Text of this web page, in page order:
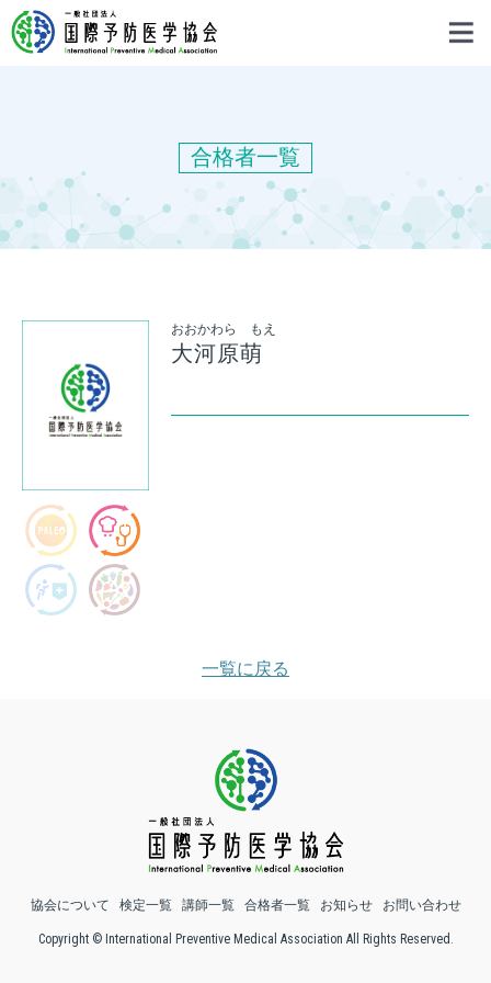
合格者一覧
おおかわら もえ
大河原萌
一覧に戻る
協会について 検定一覧 講師一覧 合格者一覧 お知らせ お問い合わせ
Copyright © International Preventive Medical Association All Rights Reserved.